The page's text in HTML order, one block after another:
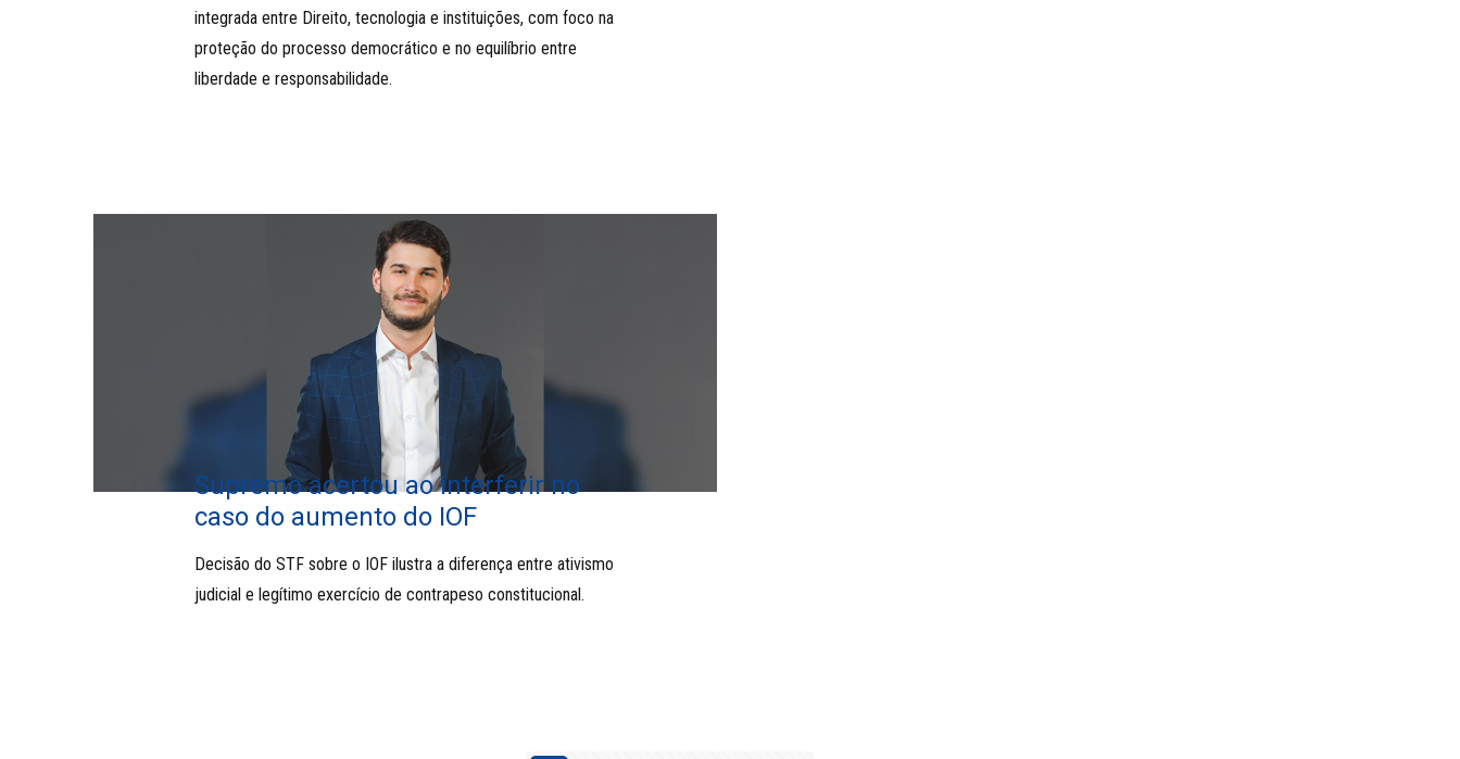
integrada entre Direito, tecnologia e instituições, com foco na
proteção do processo democrático e no equilíbrio entre
liberdade e responsabilidade.
Supremo acertou ao interferir no
caso do aumento do IOF
Decisão do STF sobre o IOF ilustra a diferença entre ativismo
judicial e legítimo exercício de contrapeso constitucional.